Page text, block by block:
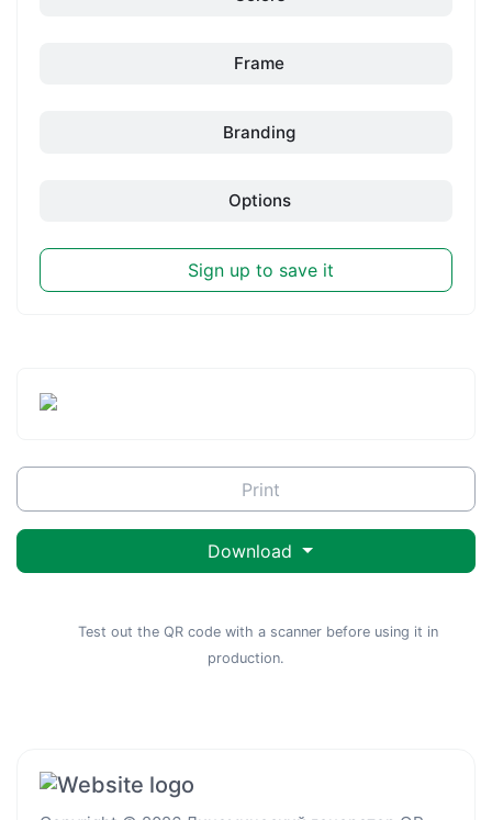
Frame
Branding
Options
Sign up to save it
Print
Download
Test out the QR code with a scanner before using it in
production.